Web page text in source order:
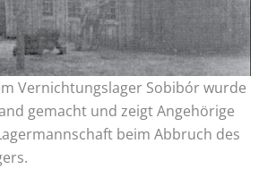
Vernichtungslager Sobibór wurde
gemacht und zeigt Angehörige
beim Abbruch des